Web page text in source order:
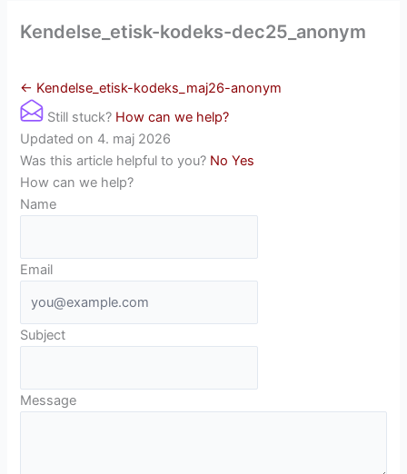
Kendelse_etisk-kodeks-dec25_anonym
← Kendelse_etisk-kodeks_maj26-anonym
Still stuck? How can we help?
Updated on 4. maj 2026
Was this article helpful to you? NoYes
How can we help?
Name
Email
Subject
Message